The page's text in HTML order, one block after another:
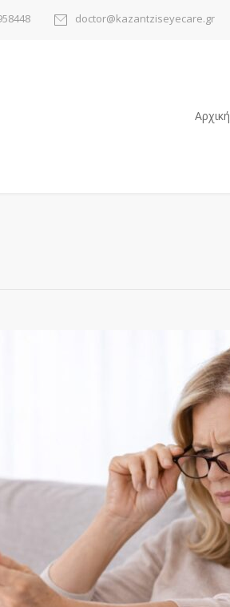
doctor@kazantziseyecare.gr
Αρχική